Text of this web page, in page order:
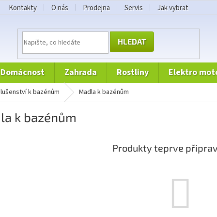
Kontakty O nás Prodejna Servis Jak vybrat
HLEDAT
domácnost zahrada rostliny elektro
k bazénům Madla k bazénům
k bazénům
Produkty teprve